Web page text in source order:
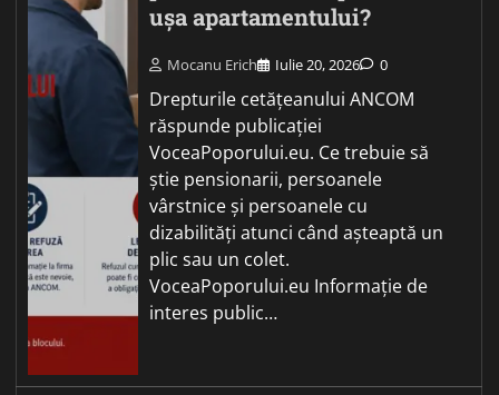
ușa apartamentului?
Mocanu Erich Iulie 20, 2026 0
Drepturile cetățeanului ANCOM
răspunde publicației
VoceaPoporului.eu. Ce trebuie să
știe pensionarii, persoanele
vârstnice și persoanele cu
dizabilități atunci când așteaptă un
plic sau un colet.
VoceaPoporului.eu Informație de
interes public…